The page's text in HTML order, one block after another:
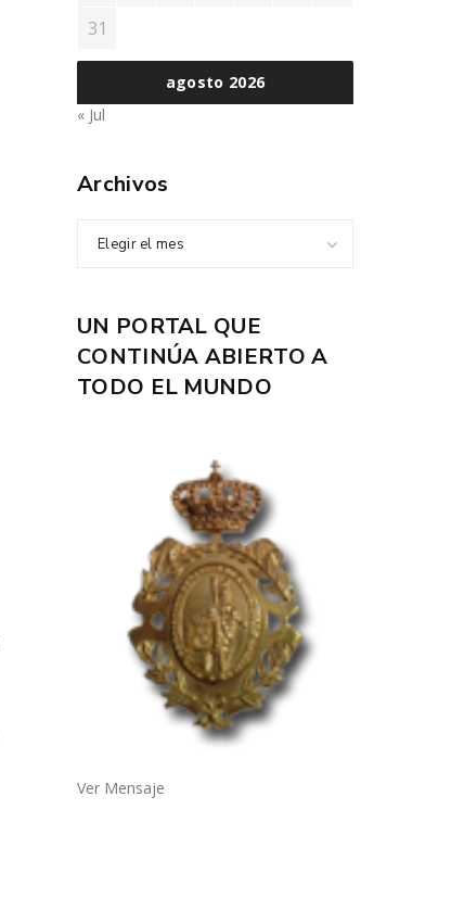
agosto 2026
31
« Jul
Archivos
Elegir el mes
UN PORTAL QUE
CONTINÚA ABIERTO A
TODO EL MUNDO
Ver Mensaje